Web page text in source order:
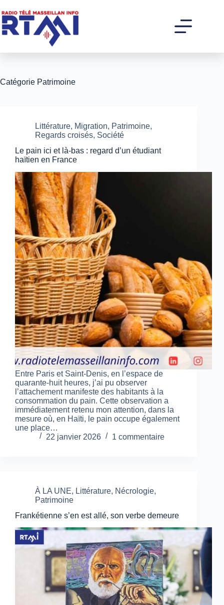
au
contenu
Catégorie Patrimoine
Littérature, Migration, Patrimoine,
Regards croisés, Société
Le pain ici et là-bas : regard d’un étudiant
haïtien en France
Entre Paris et Saint-Denis, en l’espace de
quarante-huit heures, j’ai pu observer
l’attachement manifeste des habitants à la
consommation du pain. Cette observation a
immédiatement retenu mon attention, dans la
mesure où, en Haïti, le pain occupe également
une place…
22 janvier 2026
1 commentaire
À LA UNE, Littérature, Nécrologie,
Patrimoine
Frankétienne s’en est allé, son verbe demeure